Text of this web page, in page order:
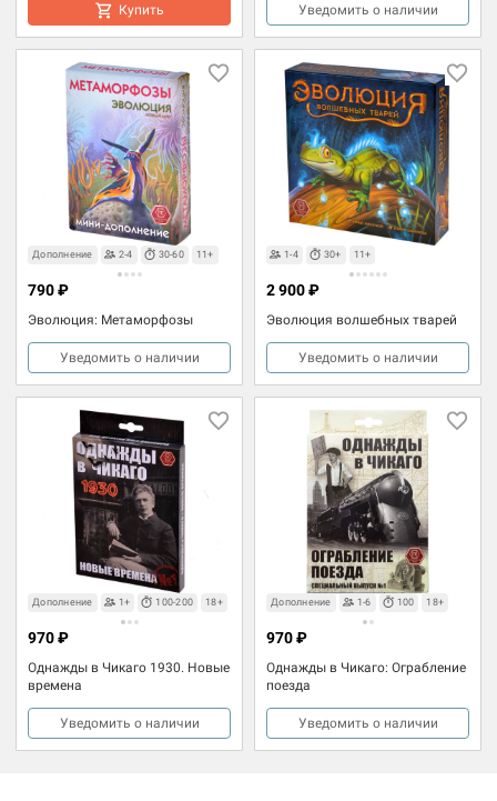
Купить Уведомить о наличии
Дополнение 2-4 30-60 11+
Эволюция: Метаморфозы
790 ₽
Уведомить о наличии
1-4 30+ 11+
Эволюция волшебных тварей
2 900 ₽
Уведомить о наличии
Дополнение 1+ 100-200 18+
Однажды в Чикаго 1930. Новые
времена
970 ₽
Уведомить о наличии
Дополнение 1-6 100 18+
Однажды в Чикаго: Ограбление
поезда
970 ₽
Уведомить о наличии